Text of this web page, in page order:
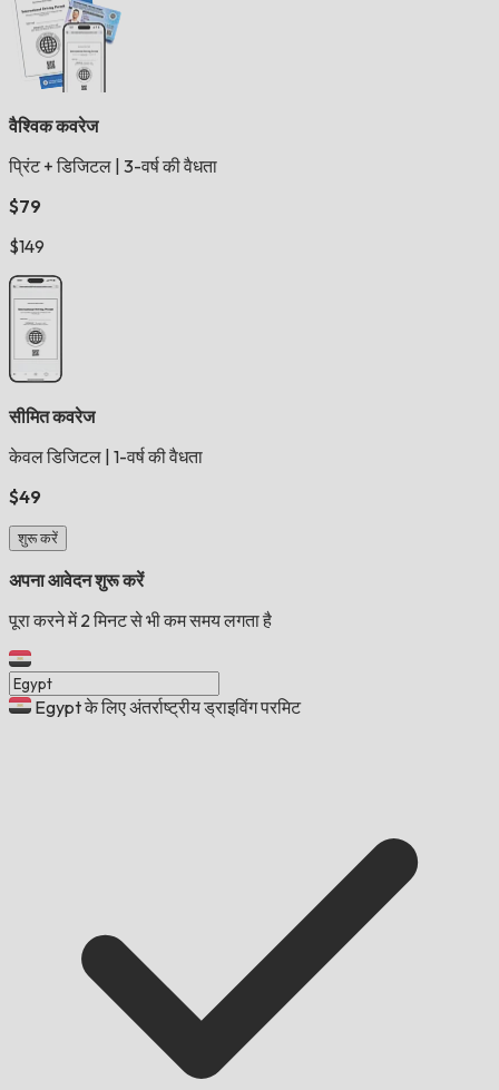
वैश्विक कवरेज
प्रिंट + डिजिटल 3-वर्ष की वैधता
$79
$149
सीमित कवरेज
केवल डिजिटल 1-वर्ष की वैधता
$49
शुरू करें
अपना आवेदन शुरू करें
पूरा करने में 2 मिनट से भी कम समय लगता है
Egypt के लिए अंतर्राष्ट्रीय ड्राइविंग परमिट